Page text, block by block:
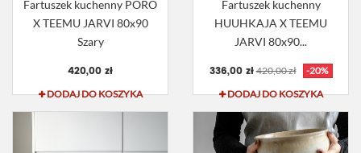
Fartuszek kuchenny PORO
X TEEMU JARVI 80x90
Szary
420,00 zł
DODAJ DO KOSZYKA
Fartuszek kuchenny
HUUHKAJA X TEEMU
JARVI 80x90...
336,00 zł 420,00 zł
-20%
DODAJ DO KOSZYKA